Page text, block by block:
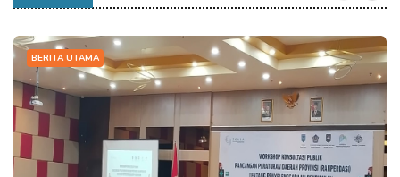
BERITA UTAMA